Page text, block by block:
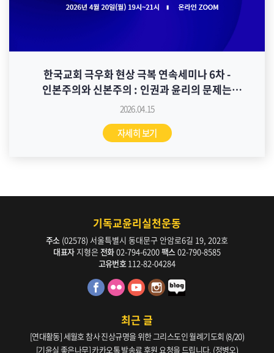
한국교회 극우화 현상 극복 연속세미나 6차 -
인본주의와 신본주의 : 인권과 윤리의 문제는
이분법적으로 배치되는가? 자료집
2026.04.15
자세히 보기
기독교윤리실천운동
주소 (02578) 서울특별시 동대문구 안암로6길 19, 202호
대표자지형은 전화02-794-6200팩스 02-790-8585
고유번호 112-82-04284
최근 글
[연대활동] 세월호 참사 진상규명을 위한 그리스도인 월례기도회 (8/20)
[기윤실 좋은나무] 카카오톡 발송료 후원 요청을 드립니다. (정병오)